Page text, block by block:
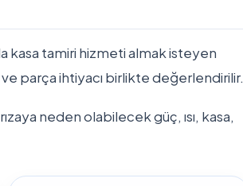
kasa tamiri hizmeti almak isteyen
ve parça ihtiyacı birlikte değerlendirilir.
neden olabilecek güç, ısı, kasa,